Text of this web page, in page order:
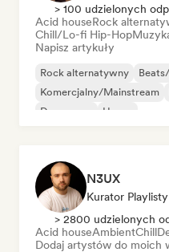
> 100 udzielonych
Acid houseRock
Chill/Lo-fi Hip-Hop
Napisz artykuły
Rock alternatywny
Komercjalny/Mainstream
Dream pop
House
N3UX
Kurator Playlisty
> 2800 udzielonych
Acid houseAmbientChill
Dodaj artystów do moich